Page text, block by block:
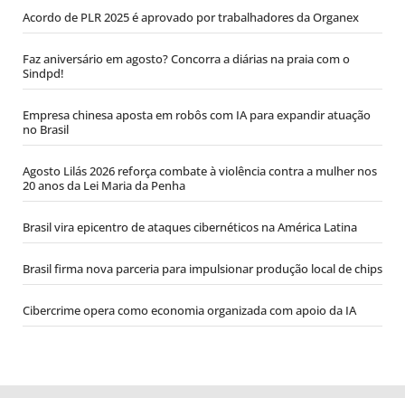
Acordo de PLR 2025 é aprovado por trabalhadores da Organex
Faz aniversário em agosto? Concorra a diárias na praia com o
Sindpd!
Empresa chinesa aposta em robôs com IA para expandir atuação
no Brasil
Agosto Lilás 2026 reforça combate à violência contra a mulher nos
20 anos da Lei Maria da Penha
Brasil vira epicentro de ataques cibernéticos na América Latina
Brasil firma nova parceria para impulsionar produção local de chips
Cibercrime opera como economia organizada com apoio da IA